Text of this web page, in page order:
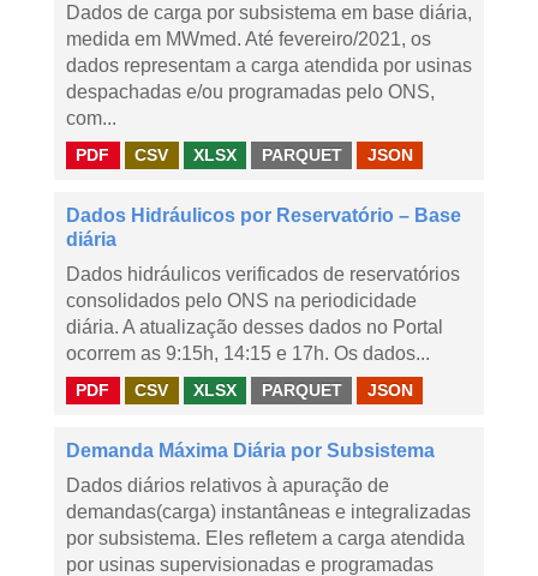
Dados de carga por subsistema em base diária,
medida em MWmed. Até fevereiro/2021, os
dados representam a carga atendida por usinas
despachadas e/ou programadas pelo ONS,
com...
PDF CSV XLSX PARQUET JSON
Dados Hidráulicos por Reservatório – Base
diária
Dados hidráulicos verificados de reservatórios
consolidados pelo ONS na periodicidade
diária. A atualização desses dados no Portal
ocorrem as 9:15h, 14:15 e 17h. Os dados...
PDF CSV XLSX PARQUET JSON
Demanda Máxima Diária por Subsistema
Dados diários relativos à apuração de
demandas(carga) instantâneas e integralizadas
por subsistema. Eles refletem a carga atendida
por usinas supervisionadas e programadas